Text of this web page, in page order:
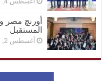
المستقبل
أغسطس 2, 2026